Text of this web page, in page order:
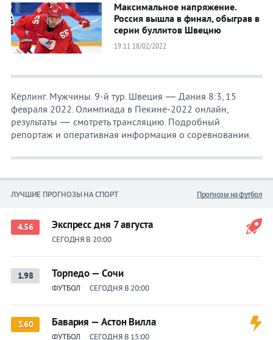
Максимальное напряжение.
Россия вышла в финал, обыграв в
серии буллитов Швецию
19:11 18/02/2022
Кёрлинг. Мужчины. 9-й тур. Швеция — Дания 8:3, 15
февраля 2022. Олимпиада в Пекине-2022 онлайн,
результаты — смотреть трансляцию. Подробный
репортаж и оперативная информация о соревновании.
ЛУЧШИЕ ПРОГНОЗЫ НА СПОРТ Прогнозы на футбол
4.56 Экспресс дня 7 августа
СЕГОДНЯ В 20:00
1.98 Торпедо — Сочи
ФУТБОЛ СЕГОДНЯ В 20:00
3.60 Бавария — Астон Вилла
ФУТБОЛ СЕГОДНЯ В 15:00